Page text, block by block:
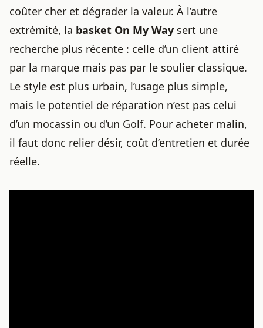
coûter cher et dégrader la valeur. À l’autre
extrémité, la basket On My Way sert une
recherche plus récente : celle d’un client attiré
par la marque mais pas par le soulier classique.
Le style est plus urbain, l’usage plus simple,
mais le potentiel de réparation n’est pas celui
d’un mocassin ou d’un Golf. Pour acheter malin,
il faut donc relier désir, coût d’entretien et durée
réelle.